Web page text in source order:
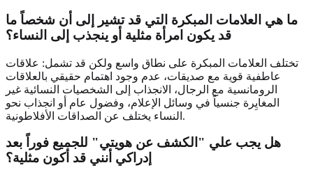
ما هي العلامات المبكرة التي قد تشير إلى أن شخصاً ما
قد يكون امرأة مثلية أو ينجذب إلى النساء؟
تختلف العلامات المبكرة على نطاق واسع ولكن قد تشمل: علاقات
عاطفية قوية مع صديقات، عدم وجود اهتمام حقيقي بالعلاقات
الرومانسية مع الرجال، الانجذاب إلى الشخصيات النسائية غير
المغايِرة جنسياً في وسائل الإعلام، وفضول عام أو انجذاب نحو
النساء يختلف عن الصداقات الأفلاطونية.
هل يجب علي "الكشف عن هويتي" للجميع فوراً بعد
إدراكي أنني قد أكون مثلية؟